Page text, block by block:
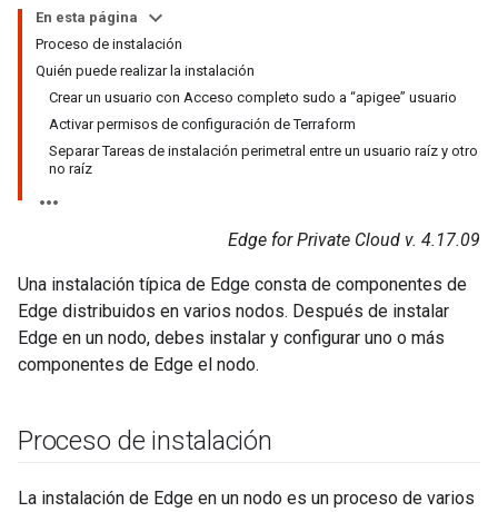
En esta página
Proceso de instalación
Quién puede realizar la instalación
Crear un usuario con Acceso completo sudo a “apigee” usuario
Activar permisos de configuración de Terraform
Separar Tareas de instalación perimetral entre un usuario raíz y otro
no raíz
Edge for Private Cloud v. 4.17.09
Una instalación típica de Edge consta de componentes de
Edge distribuidos en varios nodos. Después de instalar
Edge en un nodo, debes instalar y configurar uno o más
componentes de Edge el nodo.
Proceso de instalación
La instalación de Edge en un nodo es un proceso de varios